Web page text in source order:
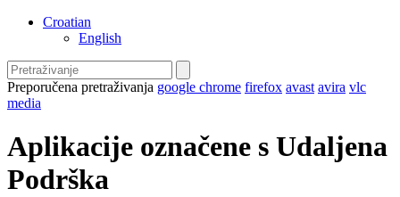
Croatian
English
Preporučena pretraživanja google chrome firefox avast avira vlc
media
Aplikacije označene s Udaljena
Podrška